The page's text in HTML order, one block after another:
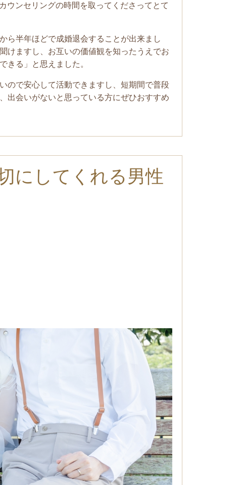
ウンセリングの時間を取ってくださってとて
ら半年ほどで成婚退会することが出来まし
けますし、お互いの価値観を知ったうえでお
きる」と思えました。
ので安心して活動できますし、短期間で普段
出会いがないと思っている方にぜひおすすめ
にしてくれる男性